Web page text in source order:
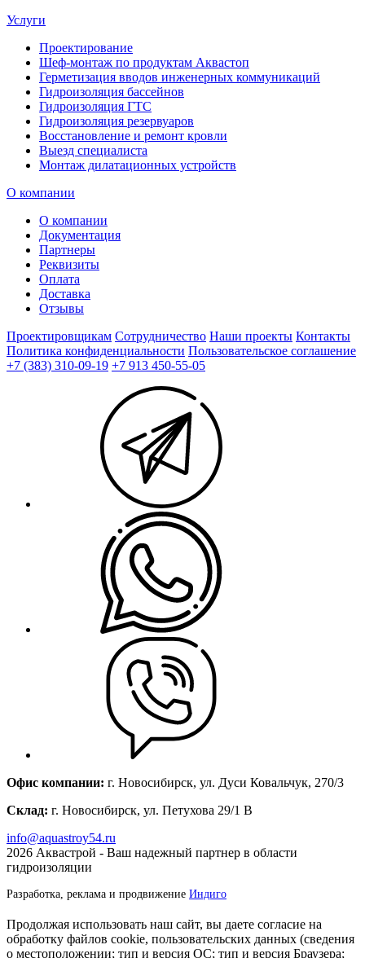
Услуги
Проектирование
Шеф-монтаж по продуктам Аквастоп
Герметизация вводов инженерных коммуникаций
Гидроизоляция бассейнов
Гидроизоляция ГТС
Гидроизоляция резервуаров
Восстановление и ремонт кровли
Выезд специалиста
Монтаж дилатационных устройств
О компании
О компании
Документация
Партнеры
Реквизиты
Оплата
Доставка
Отзывы
Проектировщикам Сотрудничество Наши проекты Контакты
Политика конфиденциальности Пользовательское соглашение
+7 (383) 310-09-19 +7 913 450-55-05
Офис компании: г. Новосибирск, ул. Дуси Ковальчук, 270/3
Склад: г. Новосибирск, ул. Петухова 29/1 В
info@aquastroy54.ru
2026 Аквастрой - Ваш надежный партнер в области
гидроизоляции
Разработка, реклама и продвижение Индиго
Продолжая использовать наш сайт, вы даете согласие на
обработку файлов cookie, пользовательских данных (сведения
о местоположении; тип и версия ОС; тип и версия Браузера;